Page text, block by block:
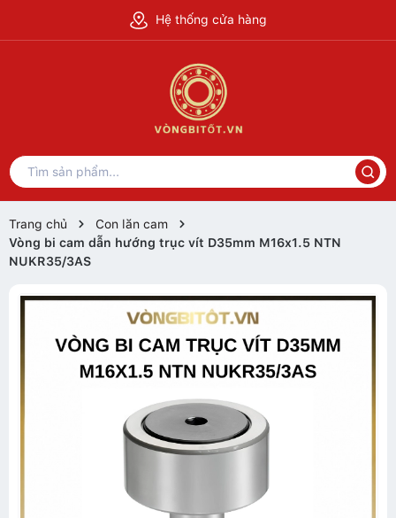
Hệ thống cửa hàng
Trang chủ
Con lăn cam
Vòng bi cam dẫn hướng trục vít D35mm M16x1.5 NTN
NUKR35/3AS